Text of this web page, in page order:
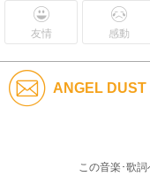
友情 感動
ANGEL DUST
この音楽･歌